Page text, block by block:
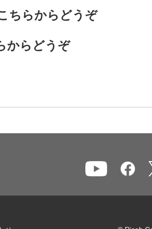
ちらからどうぞ
からどうぞ